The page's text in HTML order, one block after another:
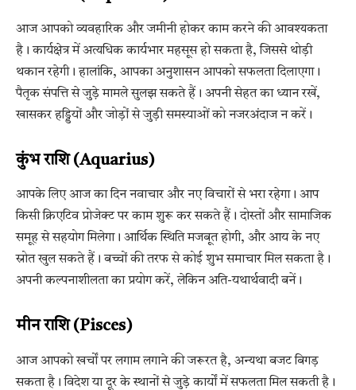
आज आपको व्यवहारिक और जमीनी होकर काम करने की आवश्यकता
है। कार्यक्षेत्र में अत्यधिक कार्यभार महसूस हो सकता है, जिससे थोड़ी
थकान रहेगी। हालांकि, आपका अनुशासन आपको सफलता दिलाएगा।
पैतृक संपत्ति से जुड़े मामले सुलझ सकते हैं। अपनी सेहत का ध्यान रखें,
खासकर हड्डियों और जोड़ों से जुड़ी समस्याओं को नजरअंदाज न करें।
कुंभ राशि (Aquarius)
आपके लिए आज का दिन नवाचार और नए विचारों से भरा रहेगा। आप
किसी क्रिएटिव प्रोजेक्ट पर काम शुरू कर सकते हैं। दोस्तों और सामाजिक
समूह से सहयोग मिलेगा। आर्थिक स्थिति मजबूत होगी, और आय के नए
स्रोत खुल सकते हैं। बच्चों की तरफ से कोई शुभ समाचार मिल सकता है।
अपनी कल्पनाशीलता का प्रयोग करें, लेकिन अति-यथार्थवादी बनें।
मीन राशि (Pisces)
आज आपको खर्चों पर लगाम लगाने की जरूरत है, अन्यथा बजट बिगड़
सकता है। विदेश या दूर के स्थानों से जुड़े कार्यों में सफलता मिल सकती है।